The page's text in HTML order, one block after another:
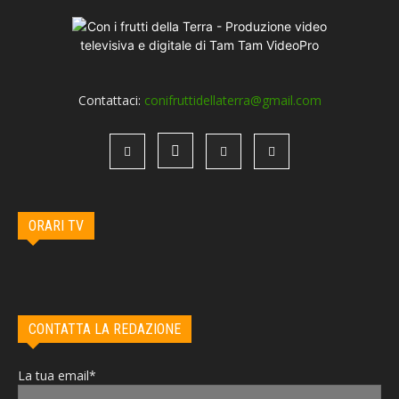
Contattaci: conifruttidellaterra@gmail.com
ORARI TV
CONTATTA LA REDAZIONE
La tua email*